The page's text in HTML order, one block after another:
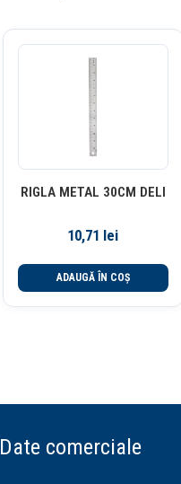
RIGLA METAL 30CM DELI
10,71 lei
ADAUGĂ ÎN COȘ
Date comerciale